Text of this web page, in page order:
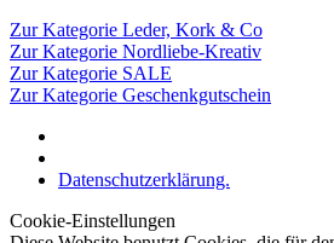
Zur Kategorie Leder, Kork & Co
Zur Kategorie Nordliebe-Kreativ
Zur Kategorie SALE
Zur Kategorie Geschenkgutschein
Datenschutzerklärung.
Cookie-Einstellungen